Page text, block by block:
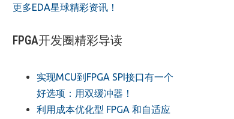
更多EDA星球精彩资讯！
FPGA开发圈精彩导读
实现MCU到FPGA SPI接口有一个
好选项：用双缓冲器！
利用成本优化型 FPGA 和自适应